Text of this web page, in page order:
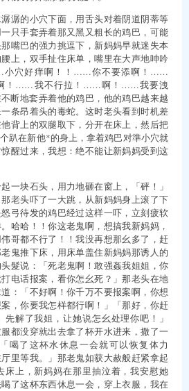
潺的小穴下面，用舌头对着阴道阴蒂等
只手套弄着那又黑又粗长的鸡巴，可能
嘴巴的强力挑逗下，新妈妈早就迷失本
上，双手扯住床单，嘴里在大声地呻吟
穴好痒啊！！……你不要添啊！……
！……我不行拉！……啊！……我要洩
断地套弄着他的鸡巴，他的鸡巴越来越
条昂着头的毒蛇。这时老头看到时机差
背上的双腿取下，分开在床上，然后把
趴在新他*的身上，拿着鸡巴对準小穴就
醒过来，我想：绝不能让新妈妈受到这
一块石头，用力地砸在窗上，「砰！」
老头吓了一大跳，从新妈妈身上滚了下
弓待发的鸡巴经过这样一吓，立刻疲软
哈哈！！你这老鬼啊，想搞我新妈妈，
哥都不行了！！我没再想那幺多了，赶
鬼推下床，用床单盖住新妈妈那诱人的
髮说：「死老鬼啊！敢强姦我姐姐，你
电话报案，看你怎幺死？」那老头在地
：「不好啊！你千万不要报案啊，你想
，你要我怎样都行啊！」「那好，你赶
解了我姐，让她说怎幺处理你吧！」
都没穿就出去拿了杯开水进来，撒了一
喝了这杯水休息一会就可以恢复体力
里等我。」那老鬼如获大赦般赶紧拿起
床上，新妈妈在那里抽泣着，我安慰她
了这杯东西休息一会，穿上衣服，我在